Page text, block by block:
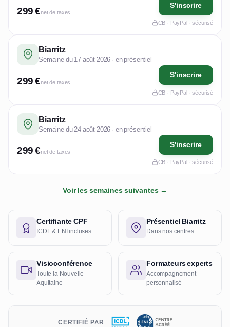
299 €net de taxes
S'inscrire
CB · PayPal · sécurisé
Biarritz
Semaine du 17 août 2026 · en présentiel
299 €net de taxes
S'inscrire
CB · PayPal · sécurisé
Biarritz
Semaine du 24 août 2026 · en présentiel
299 €net de taxes
S'inscrire
CB · PayPal · sécurisé
Voir les semaines suivantes →
Certifiante CPF
ICDL & ENI incluses
Présentiel Biarritz
Dans nos centres
Visioconférence
Toute la Nouvelle-
Aquitaine
Formateurs experts
Accompagnement
personnalisé
CERTIFIÉ PAR